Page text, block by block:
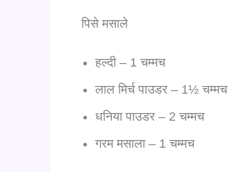
पिसे मसाले
हल्दी – 1 चम्मच
लाल मिर्च पाउडर – 1½ चम्मच
धनिया पाउडर – 2 चम्मच
गरम मसाला – 1 चम्मच